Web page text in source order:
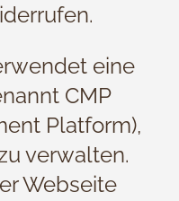
eine
CMP
Platform),
verwalten.
Webseite